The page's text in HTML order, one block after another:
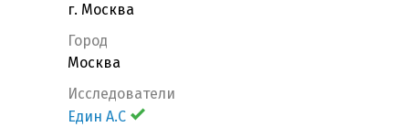
г. Москва
Город
Москва
Исследователи
Един А.С